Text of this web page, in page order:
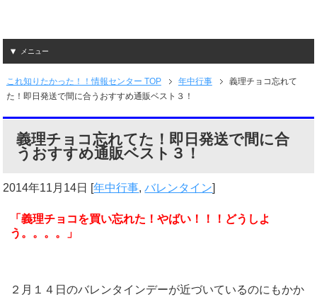
メニュー
これ知りたかった！！情報センター TOP 年中行事
義理チョコ忘れて
た！即日発送で間に合うおすすめ通販ベスト３！
義理チョコ忘れてた！即日発送で間に合
うおすすめ通販ベスト３！
2014年11月14日 [年中行事,バレンタイン]
「義理チョコを買い忘れた！やばい！！！どうしよ
う。。。。」
２月１４日のバレンタインデーが近づいているのにもかか